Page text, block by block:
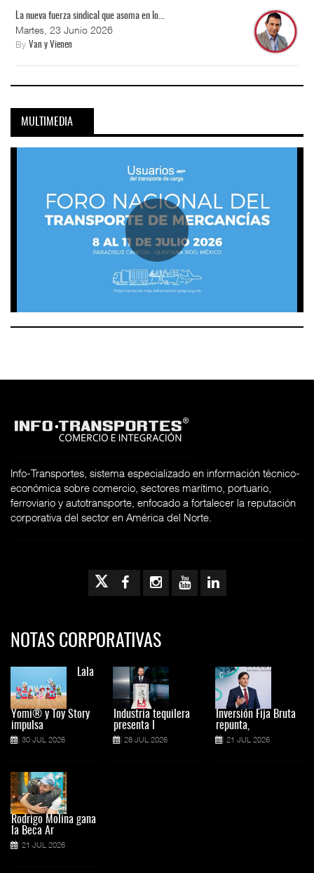
La nueva fuerza sindical que asoma en lo...
Martes, 23 Junio 2026
By Van y Vienen
MULTIMEDIA
Info-Transportes, sistema especializado en información técnico-
económica sobre comercio, sectores marítimo, portuario,
ferroviario y autotransporte, enfocado a fortalecer la reputación
corporativa del sector en América del Norte.
NOTAS CORPORATIVAS
Lala
Yomi® y Toy Story
impulsa
30 JUL 2026
Rodrigo Molina gana
la Beca Ar
21 JUL 2026
Industria tequilera
presenta l
28 JUL 2026
Inversión Fija Bruta
repunta,
21 JUL 2026